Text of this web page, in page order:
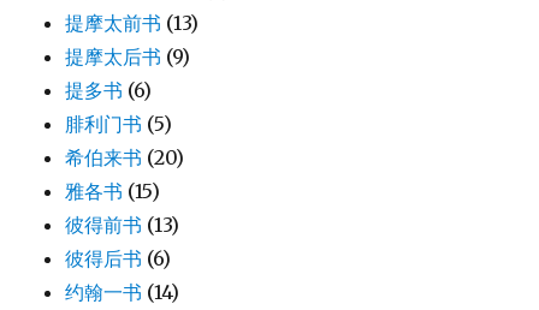
提摩太前书 (13)
提摩太后书 (9)
提多书 (6)
腓利门书 (5)
希伯来书 (20)
雅各书 (15)
彼得前书 (13)
彼得后书 (6)
约翰一书 (14)